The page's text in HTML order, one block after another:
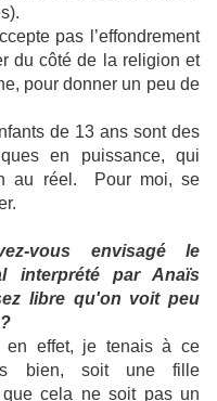
pas l’effondrement
du côté de la religion et
pour donner un peu de
de 13 ans sont des
en puissance, qui
au réel.
Pour moi, se
vous envisagé le
interprété par Anaïs
libre qu'on voit peu
en effet, je tenais à ce
bien, soit une fille
cela ne soit pas un